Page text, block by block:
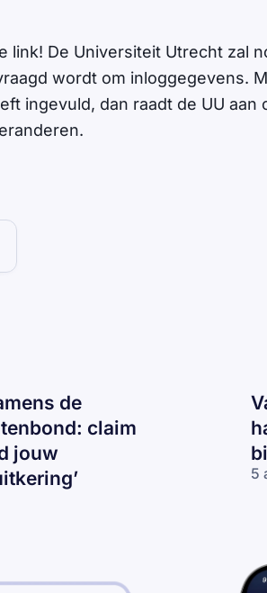
link! De Universiteit Utrecht zal
wordt om inloggegevens.
ingevuld, dan raadt de UU aan
de
claim
jouw
5
22